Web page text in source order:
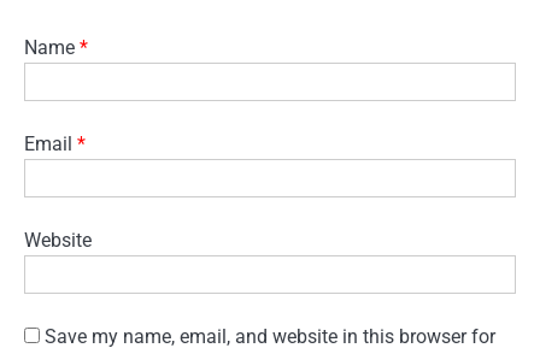
Name *
Email *
Website
Save my name, email, and website in this browser for